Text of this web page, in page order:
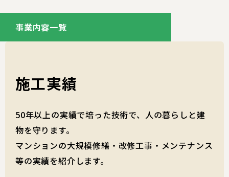
事業内容一覧
施工実績
50年以上の実績で培った技術で、人の暮らしと建
物を守ります。
マンションの大規模修繕・改修工事・メンテナンス
等の実績を紹介します。